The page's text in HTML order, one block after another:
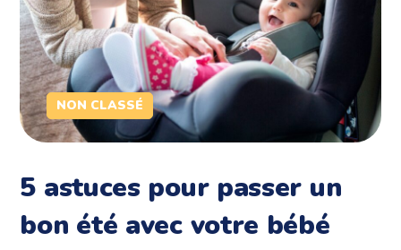
NON CLASSÉ
5 astuces pour passer un
bon été avec votre bébé